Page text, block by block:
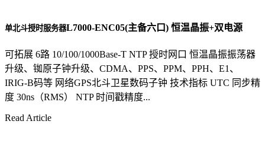
单北斗授时服务器L7000-ENC05(主备六口) 恒温晶振+双电源
可拓展 6路 10/100/1000Base-T NTP 授时网口 恒温晶振振荡器
升级、铷原子钟升级、CDMA、PPS、PPM、PPH、E1、
IRIG-B码等 网络GPS北斗卫星数码子钟 技术指标 UTC 同步精
度 30ns（RMS） NTP 时间戳精度...
Read Article